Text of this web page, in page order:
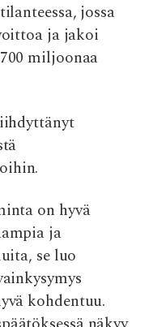
jossa
ja jakoi
miljoonaa
on hyvä
ja
se luo
kohdentuu.